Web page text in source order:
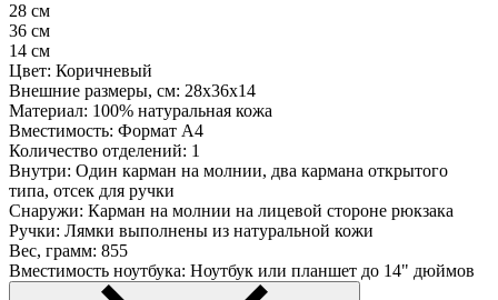
28 см
36 см
14 см
Цвет: Коричневый
Внешние размеры, см: 28х36х14
Материал: 100% натуральная кожа
Вместимость: Формат А4
Количество отделений: 1
Внутри: Один карман на молнии, два кармана открытого
типа, отсек для ручки
Снаружи: Карман на молнии на лицевой стороне рюкзака
Ручки: Лямки выполнены из натуральной кожи
Вес, грамм: 855
Вместимость ноутбука: Ноутбук или планшет до 14" дюймов